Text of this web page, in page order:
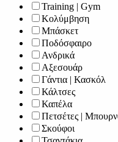
Training | Gym
Κολύμβηση
Μπάσκετ
Ποδόσφαιρο
Ανδρικά
Αξεσουάρ
Γάντια | Κασκόλ
Κάλτσες
Καπέλα
Πετσέτες |
Σκούφοι